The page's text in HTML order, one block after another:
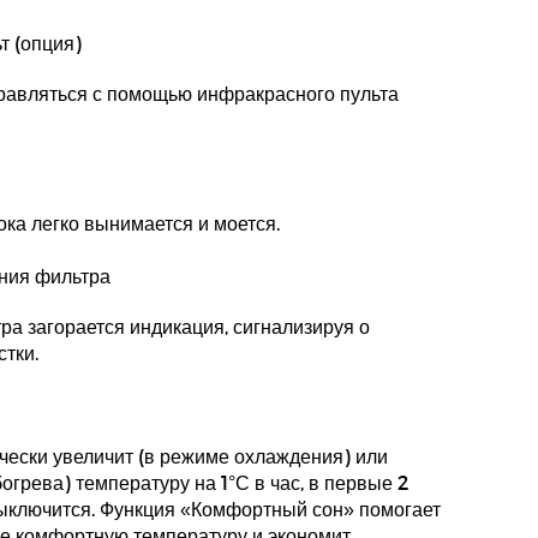
(опция)
с помощью инфракрасного пульта
легко вынимается и моется.
фильтра
загорается индикация, сигнализируя о
увеличит (в режиме охлаждения) или
температуру на 1°С в час, в первые 2
Функция «Комфортный сон» помогает